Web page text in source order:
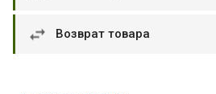
Возврат товара